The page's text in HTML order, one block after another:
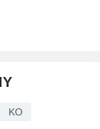
KO